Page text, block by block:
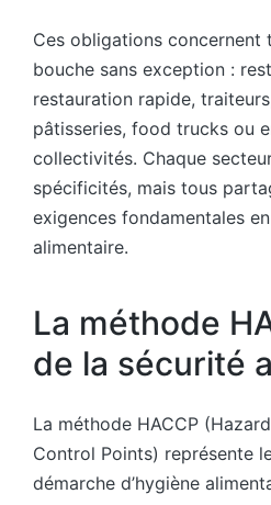
Ces obligations concernent
bouche sans exception :
restauration rapide,
pâtisseries, food trucks ou
collectivités. Chaque
spécificités, mais tous
exigences fondamentales
alimentaire.
La méthode
de la sécurité
La méthode HACCP
Control Points) représente
démarche d’hygiène